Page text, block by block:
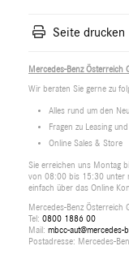
Seite drucken
Mercedes-Benz Österreich
Wir beraten Sie gerne zu
Alles rund um den
Fragen zu Leasing
Online Sales & Store
Sie erreichen uns Montag
von 08:00 bis 15:30 unter
einfach über das Online
Mercedes-Benz Österreich
Tel: 0800 1886 00
Mail: mbcc-aut@mercedes-
Postadresse: Mercedes-